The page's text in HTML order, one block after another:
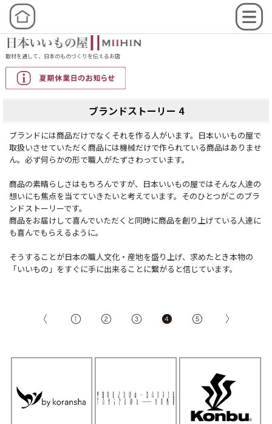
取材を通して、日本のものづくりを伝えるお店
ブランドストーリー 4
ブランドには商品だけでなくそれを作る人がいます。日本いいもの屋で
取扱いさせていただく商品には機械だけで作られている商品はありませ
ん。必ず何らかの形で職人がたずさわっています。
商品の素晴らしさはもちろんですが、日本いいもの屋ではそんな人達の
想いにも焦点を当てていきたいと考えています。そのひとつがこのブラ
ンドストーリーです。
商品をお届けして喜んでいただくと同時に商品を創り上げている人達に
も喜んでもらえるように。
そうすることが日本の職人文化・産地を盛り上げ、求めたとき本物の
「いいもの」をすぐに手に出来ることに繋がると信じています。